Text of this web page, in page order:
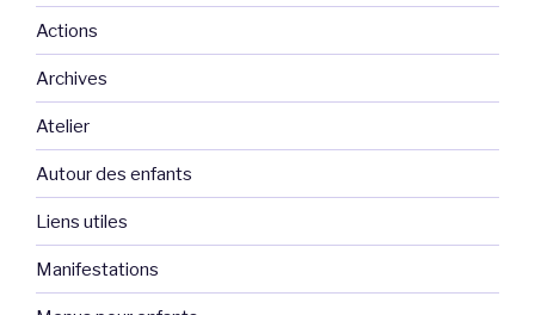
Actions
Archives
Atelier
Autour des enfants
Liens utiles
Manifestations